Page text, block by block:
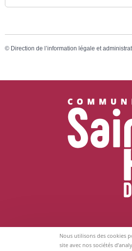
© Direction de l’information légale et
Nous utilisons des cookies
site avec nos sociétés